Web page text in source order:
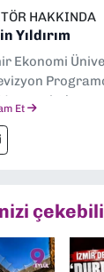
HAKKINDA
Yıldırım
Ekonomi
senesinde
görevini
Et